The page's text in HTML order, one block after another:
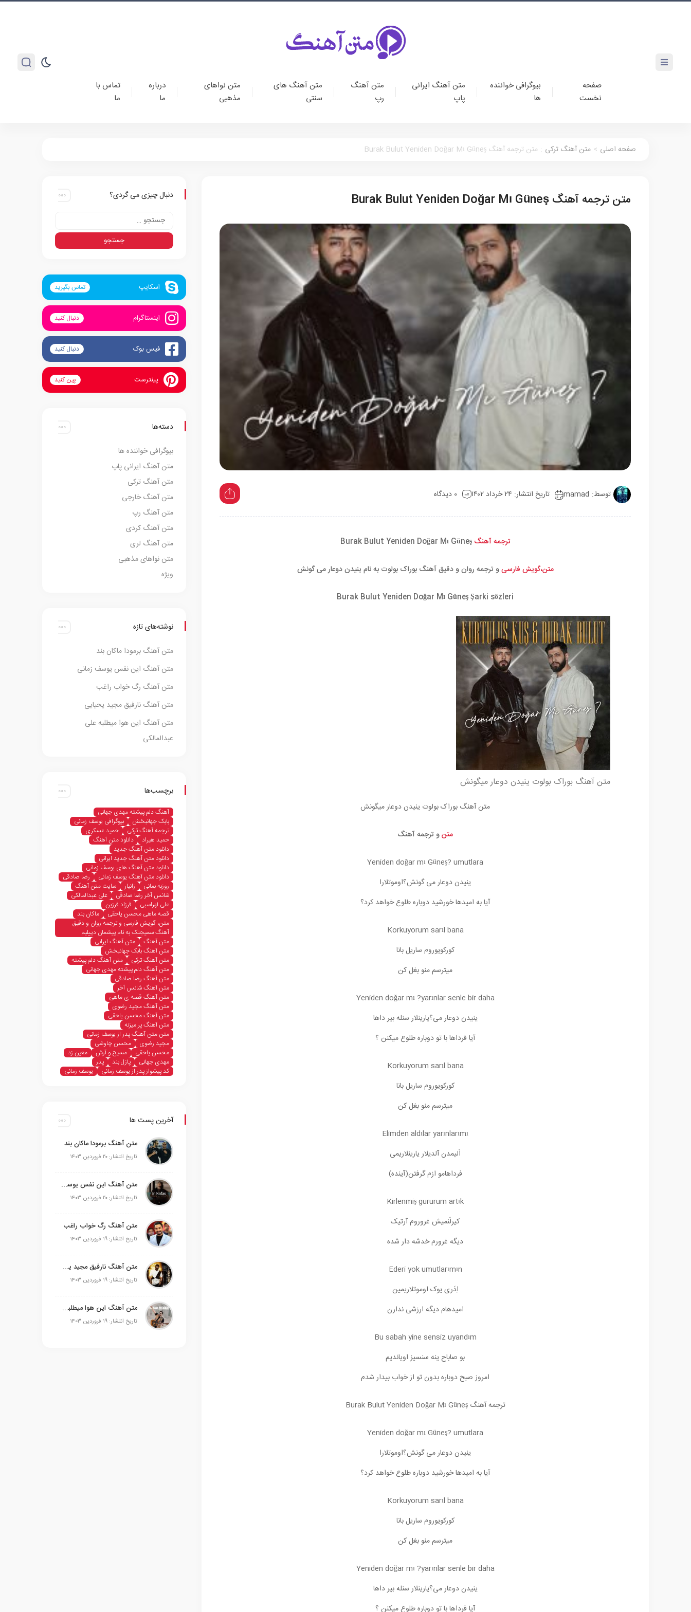
صفحه
نخست
بیوگرافی خواننده
ها
متن آهنگ ایرانی
پاپ
متن آهنگ
رپ
متن آهنگ های
سنتی
متن نواهای
مذهبی
درباره
ما
تماس با
ما
صفحه اصلی > متن آهنگ ترکی : متن ترجمه آهنگ Burak Bulut Yeniden Doğar Mı Güneş
متن ترجمه آهنگ Burak Bulut Yeniden Doğar Mı Güneş
توسط: mamad تاریخ انتشار: ۲۴ خرداد ۱۴۰۲ 0 دیدگاه
ترجمه آهنگ Burak Bulut Yeniden Doğar Mı Güneş
متن،گویش فارسیو ترجمه روان و دقیق آهنگ بوراک بولوت به نام ینیدن دوعار می گونش
Burak Bulut Yeniden Doğar Mı Güneş Şarki sözleri
متن آهنگ بوراک بولوت ینیدن دوعار میگونش
متن آهنگ بوراک بولوت ینیدن دوعار میگونش
متنو ترجمه آهنگ
Yeniden doğar mı Güneş? umutlara
ینیدن دوعار می گونش؟اوموتلارا
آیا به امیدها خورشید دوباره طلوع خواهد کرد؟
Korkuyorum sarıl bana
کورکویوروم ساریل بانا
میترسم منو بغل کن
Yeniden doğar mı ?yarınlar senle bir daha
ینیدن دوعار می؟یارینلار سنله بیر داها
آیا فرداها با تو دوباره طلوع میکنن ؟
Korkuyorum sarıl bana
کورکویوروم ساریل بانا
میترسم منو بغل کن
Elimden aldılar yarınlarımı
اَلیمدن آلدیلار یارینلاریمی
فرداهامو ازم گرفتن(آینده)
Kirlenmiş gururum artık
کیرلَنمیش غروروم آرتیک
دیگه غرورم خدشه دار شده
Ederi yok umutlarımın
اِدَری یوک اوموتلاریمین
امیدهام دیگه ارزشی ندارن
Bu sabah yine sensiz uyandım
بو صاباح ینه سنسیز اویاندیم
امروز صبح دوباره بدون تو از خواب بیدار شدم
ترجمه آهنگ Burak Bulut Yeniden Doğar Mı Güneş
Yeniden doğar mı Güneş? umutlara
ینیدن دوعار می گونش؟اوموتلارا
آیا به امیدها خورشید دوباره طلوع خواهد کرد؟
Korkuyorum sarıl bana
کورکویوروم ساریل بانا
میترسم منو بغل کن
Yeniden doğar mı ?yarınlar senle bir daha
ینیدن دوعار می؟یارینلار سنله بیر داها
آیا فرداها با تو دوباره طلوع میکنن ؟
دنبال چیزی می گردی؟
اسکایپ تماس بگیرید
اینستاگرام دنبال کنید
فیس بوک دنبال کنید
پینترست پین کنید
دسته‌ها
بیوگرافی خواننده ها
متن آهنگ ایرانی پاپ
متن آهنگ ترکی
متن آهنگ خارجی
متن آهنگ رپ
متن آهنگ کردی
متن آهنگ لری
متن نواهای مذهبی
ویژه
نوشته‌های تازه
متن آهنگ برمودا ماکان بند
متن آهنگ این نفس یوسف زمانی
متن آهنگ رگ خواب راغب
متن آهنگ نارفیق مجید یحیایی
متن آهنگ این هوا میطلبه علی
عبدالمالکی
برچسب‌ها
آهنگ دلم پیشته مهدی جهانی
بابک جهانبخش
بیوگرافی یوسف زمانی
ترجمه آهنگ ترکی
حمید عسکری
حمید هیراد
دانلود متن آهنگ
دانلود متن آهنگ جدید
دانلود متن آهنگ جدید ایرانی
دانلود متن آهنگ های یوسف زمانی
دانلود متن آهنگ یوسف زمانی
رضا صادقی
روزبه بمانی
زانیار
سایت متن آهنگ
شانس آخر رضا صادقی
علی عبدالمالکی
علی لهراسبی
فرزاد فرزین
قصه ماهی محسن یاحقی
ماکان بند
متن، گویش فارسی و ترجمه روان و دقیق
آهنگ سمیجنک به نام پیشمان دییلیم
متن آهنگ
متن آهنگ ایرانی
متن آهنگ بابک جهانبخش
متن آهنگ ترکی
متن آهنگ دلم پیشته
متن آهنگ دلم پیشته مهدی جهانی
متن آهنگ رضا صادقی
متن آهنگ شانس آخر
متن آهنگ قصه ی ماهی
متن آهنگ مجید رضوی
متن آهنگ محسن یاحقی
متن آهنگ پر میزنه
متن متن آهنگ پدر از یوسف زمانی
مجید رضوی
محسن چاوشی
محسن یاحقی
مسیح و آرش
معین زد
مهدی جهانی
پازل بند
پدر
کد پیشواز پدر از یوسف زمانی
یوسف زمانی
آخرین پست ها
متن آهنگ برمودا ماکان بند
تاریخ انتشار: ۲۰ فروردین ۱۴۰۳
متن آهنگ این نفس یوسف زمانی
تاریخ انتشار: ۲۰ فروردین ۱۴۰۳
متن آهنگ رگ خواب راغب
تاریخ انتشار: ۱۹ فروردین ۱۴۰۳
متن آهنگ نارفیق مجید یحیایی
تاریخ انتشار: ۱۹ فروردین ۱۴۰۳
متن آهنگ این هوا میطلبه علی عبدالمالکی
تاریخ انتشار: ۱۹ فروردین ۱۴۰۳